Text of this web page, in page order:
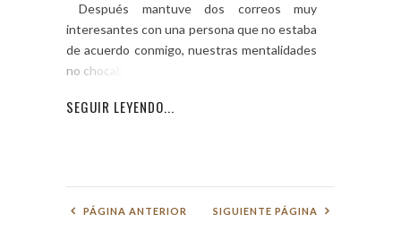
Después mantuve dos correos muy
interesantes con una persona que no estaba
de acuerdo conmigo, nuestras mentalidades
no chocaban pero
SEGUIR LEYENDO...
SIGUIENTE PÁGINA
PÁGINA ANTERIOR